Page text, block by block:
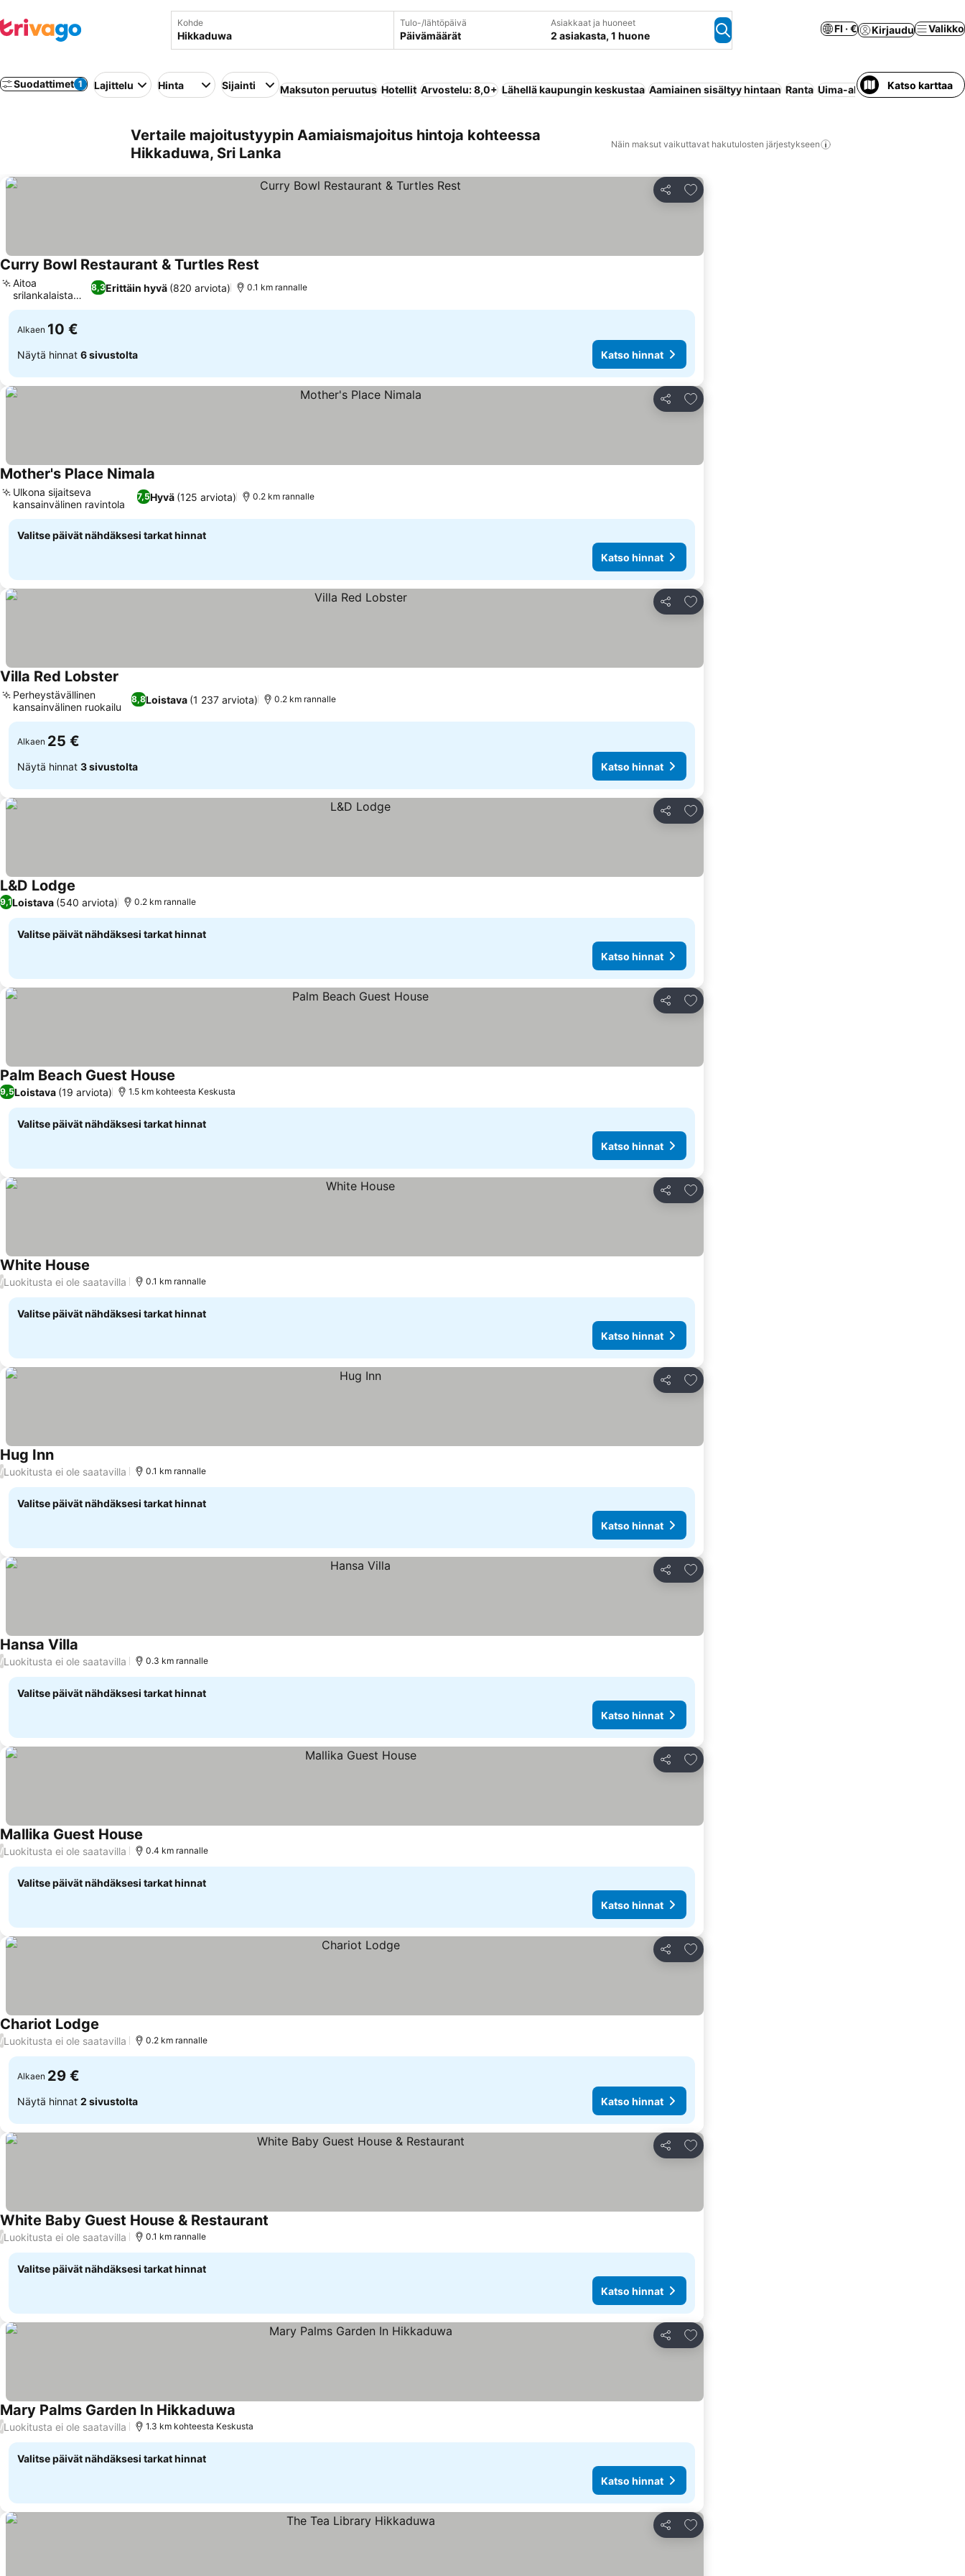
Kohde Tulo-/lähtöpäivä
Päivämäärät
Asiakkaat ja huoneet
2 asiakasta, 1 huone
FI · € Kirjaudu Valikko
Suodattimet 1 Lajittelu Hinta Sijainti Maksuton peruutus Hotellit Arvostelu: 8,0+ Lähellä kaupungin keskustaa Aamiainen sisältyy hintaan Ranta Uima-allas Ilmastointi
Katso karttaa
Vertaile majoitustyypin Aamiaismajoitus hintoja kohteessa
Hikkaduwa, Sri Lanka
Näin maksut vaikuttavat hakutulosten järjestykseen
Jaa
Lisää suosikkeihin
Curry Bowl Restaurant & Turtles Rest
8,3Erittäin hyvä (820 arviota)
Aitoa
srilankalaista
ruokaa
0.1 km rannalle
Alkaen 10 €
Näytä hinnat 6 sivustolta Katso hinnat
Jaa
Lisää suosikkeihin
Mother's Place Nimala
7,5Hyvä (125 arviota)
Ulkona sijaitseva
kansainvälinen ravintola
0.2 km rannalle
Valitse päivät nähdäksesi tarkat hinnat
Katso hinnat
Jaa
Lisää suosikkeihin
Villa Red Lobster
8,8Loistava (1 237 arviota)
Perheystävällinen
kansainvälinen ruokailu
0.2 km rannalle
Alkaen 25 €
Näytä hinnat 3 sivustolta Katso hinnat
Jaa
Lisää suosikkeihin
L&D Lodge
9,1Loistava (540 arviota) 0.2 km rannalle
Valitse päivät nähdäksesi tarkat hinnat
Katso hinnat
Jaa
Lisää suosikkeihin
Palm Beach Guest House
9,5Loistava (19 arviota) 1.5 km kohteesta Keskusta
Valitse päivät nähdäksesi tarkat hinnat
Katso hinnat
Jaa
Lisää suosikkeihin
White House
/Luokitusta ei ole saatavilla 0.1 km rannalle
Valitse päivät nähdäksesi tarkat hinnat
Katso hinnat
Jaa
Lisää suosikkeihin
Hug Inn
/Luokitusta ei ole saatavilla 0.1 km rannalle
Valitse päivät nähdäksesi tarkat hinnat
Katso hinnat
Jaa
Lisää suosikkeihin
Hansa Villa
/Luokitusta ei ole saatavilla 0.3 km rannalle
Valitse päivät nähdäksesi tarkat hinnat
Katso hinnat
Jaa
Lisää suosikkeihin
Mallika Guest House
/Luokitusta ei ole saatavilla 0.4 km rannalle
Valitse päivät nähdäksesi tarkat hinnat
Katso hinnat
Jaa
Lisää suosikkeihin
Chariot Lodge
/Luokitusta ei ole saatavilla 0.2 km rannalle
Alkaen 29 €
Näytä hinnat 2 sivustolta Katso hinnat
Jaa
Lisää suosikkeihin
White Baby Guest House & Restaurant
/Luokitusta ei ole saatavilla 0.1 km rannalle
Valitse päivät nähdäksesi tarkat hinnat
Katso hinnat
Jaa
Lisää suosikkeihin
Mary Palms Garden In Hikkaduwa
/Luokitusta ei ole saatavilla 1.3 km kohteesta Keskusta
Valitse päivät nähdäksesi tarkat hinnat
Katso hinnat
Jaa
Lisää suosikkeihin